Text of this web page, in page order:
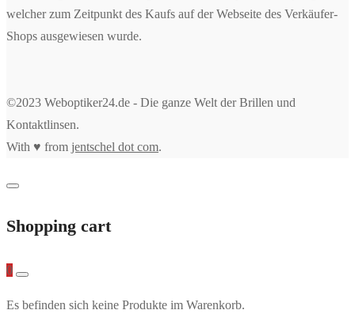
welcher zum Zeitpunkt des Kaufs auf der Webseite des Verkäufer-
Shops ausgewiesen wurde.
©2023 Weboptiker24.de - Die ganze Welt der Brillen und
Kontaktlinsen.
With ♥ from jentschel dot com.
Shopping cart
0
Es befinden sich keine Produkte im Warenkorb.